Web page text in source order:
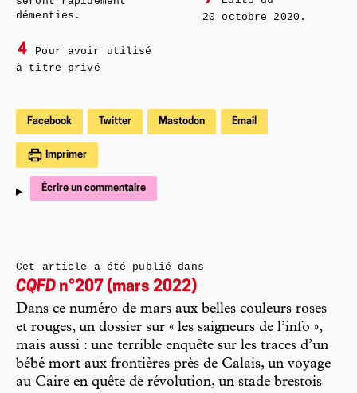
démenties.
4
Pour avoir utilisé
à titre privé
20 octobre 2020.
Facebook Twitter Mastodon Email
Imprimer
Écrire un commentaire
Cet article a été publié dans
CQFD n°207 (mars 2022)
Dans ce numéro de mars aux belles couleurs roses
et rouges, un dossier sur « les saigneurs de l’info »,
mais aussi : une terrible enquête sur les traces d’un
bébé mort aux frontières près de Calais, un voyage
au Caire en quête de révolution, un stade brestois